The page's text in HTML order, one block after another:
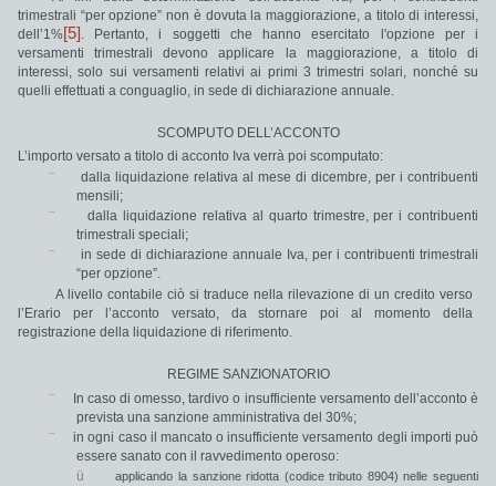
trimestrali “per opzione” non è dovuta la maggiorazione, a titolo di interessi,
dell’1%[5] . Pertanto, i soggetti che hanno esercitato l'opzione per i
versamenti trimestrali devono applicare la maggiorazione, a titolo di
interessi, solo sui versamenti relativi ai primi 3 trimestri solari, nonché su
quelli effettuati a conguaglio, in sede di dichiarazione annuale.
SCOMPUTO DELL’ACCONTO
L’importo versato a titolo di acconto Iva verrà poi scomputato:
¨
dalla liquidazione relativa al mese di dicembre, per i contribuenti
mensili;
¨
dalla liquidazione relativa al quarto trimestre, per i contribuenti
trimestrali speciali;
¨
in sede di dichiarazione annuale Iva,per i contribuenti trimestrali
“per opzione”.
A livello contabile ciò si traduce nella rilevazione di un credito verso
l’Erario per l’acconto versato, da stornare poi al momento della
registrazione della liquidazione di riferimento.
REGIME SANZIONATORIO
¨
In caso diomesso, tardivo o insufficiente versamento dell’acconto è
prevista una sanzione amministrativa del 30%;
¨
in ogni caso il mancato o insufficiente versamento degli importi può
essere sanato con il ravvedimento operoso:
ü
applicando la sanzione ridotta (codice tributo 8904) nelle seguenti